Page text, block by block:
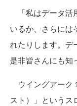
「私はデータ活
いるか、さらには
れたりします。デ
是非皆さんにも知
ウイングアーク
スト）」という